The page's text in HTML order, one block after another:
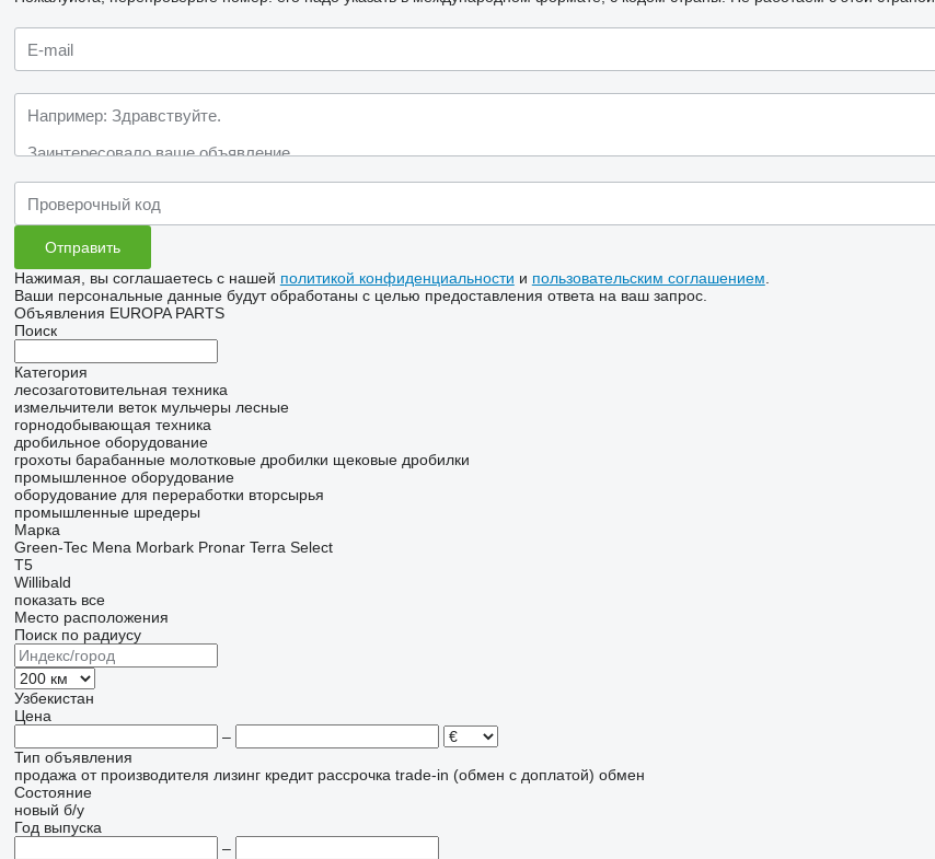
Нажимая, вы соглашаетесь с нашей политикой конфиденциальности и пользовательским соглашением
Ваши персональные данные будут обработаны с целью предоставления ответа на ваш запрос.
Объявления EUROPA PARTS
Поиск
Категория
лесозаготовительная техника
измельчители веток мульчеры лесные
горнодобывающая техника
дробильное оборудование
грохоты барабанные молотковые дробилки щековые дробилки
промышленное оборудование
оборудование для переработки вторсырья
промышленные шредеры
Марка
Green-Tec Mena Morbark Pronar Terra Select
T5
Willibald
показать все
Место расположения
Поиск по радиусу
Узбекистан
Цена
–
Тип объявления
продажа от производителя лизинг кредит рассрочка trade-in (обмен с доплатой) обмен
Состояние
новый б/у
Год выпуска
–